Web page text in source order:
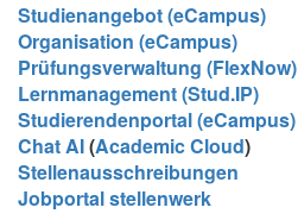
Studienangebot (eCampus)
Organisation (eCampus)
Prüfungsverwaltung (FlexNow)
Lernmanagement (Stud.IP)
Studierendenportal (eCampus)
Chat AI(Academic Cloud)
Stellenausschreibungen
Jobportal stellenwerk